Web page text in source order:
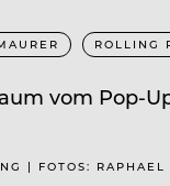
ROLLING
vom Pop-
| FOTOS: